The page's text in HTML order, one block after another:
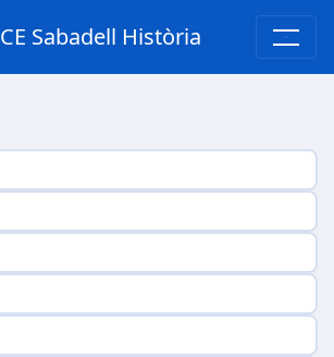
CE Sabadell Història